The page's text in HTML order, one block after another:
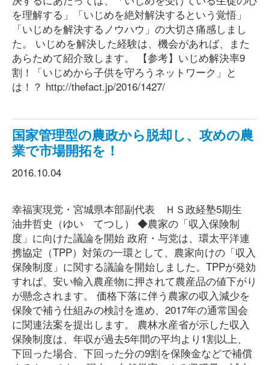
を理解する」「いじめを絶対解決するという覚悟」
「いじめを解決するノウハウ」の大切さ痛感しまし
た。 いじめを解決した経験は、機会があれば、また
あらためて紹介致します。 【参考】いじめ解決率9
割！「いじめから子供を守ろうネットワーク」と
は！？ http://thefact.jp/2016/1427/
国家管理型の農政から脱却し、攻めの農
業で市場開拓を！
2016.10.04
幸福実現党・宮城県本部副代表 ＨＳ政経塾5期生
油井哲史（ゆい てつし） ◆農家の「収入保険制
度」に向けた議論を開始 政府・与党は、環太平洋連
携協定（TPP）対策の一環として、農家向けの「収入
保険制度」に関する議論を開始しました。TPPが発効
すれば、安い輸入農産物に押されて農産品の値下がり
が懸念されます。 価格下落に伴う農家の収入減少を
保険で補う仕組みの検討を進め、2017年の通常国会
に関連法案を提出します。 農林水産省が示した収入
保険制度は、年収が過去5年間の平均より1割以上、
下回った場合、下回った分の9割を保険金などで補償